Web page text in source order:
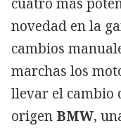
novedad en la
cambios
marchas los
llevar el cambio
origen BMW,